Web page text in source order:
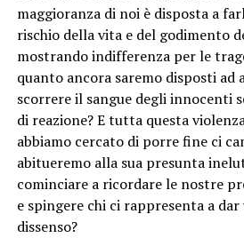
maggioranza di noi è disposta a
rischio della vita e del godimento
mostrando indifferenza per le
quanto ancora saremo disposti ad
scorrere il sangue degli innocenti
di reazione? E tutta questa
abbiamo cercato di porre fine ci
abitueremo alla sua presunta
cominciare a ricordare le nostre
e spingere chi ci rappresenta a
dissenso?